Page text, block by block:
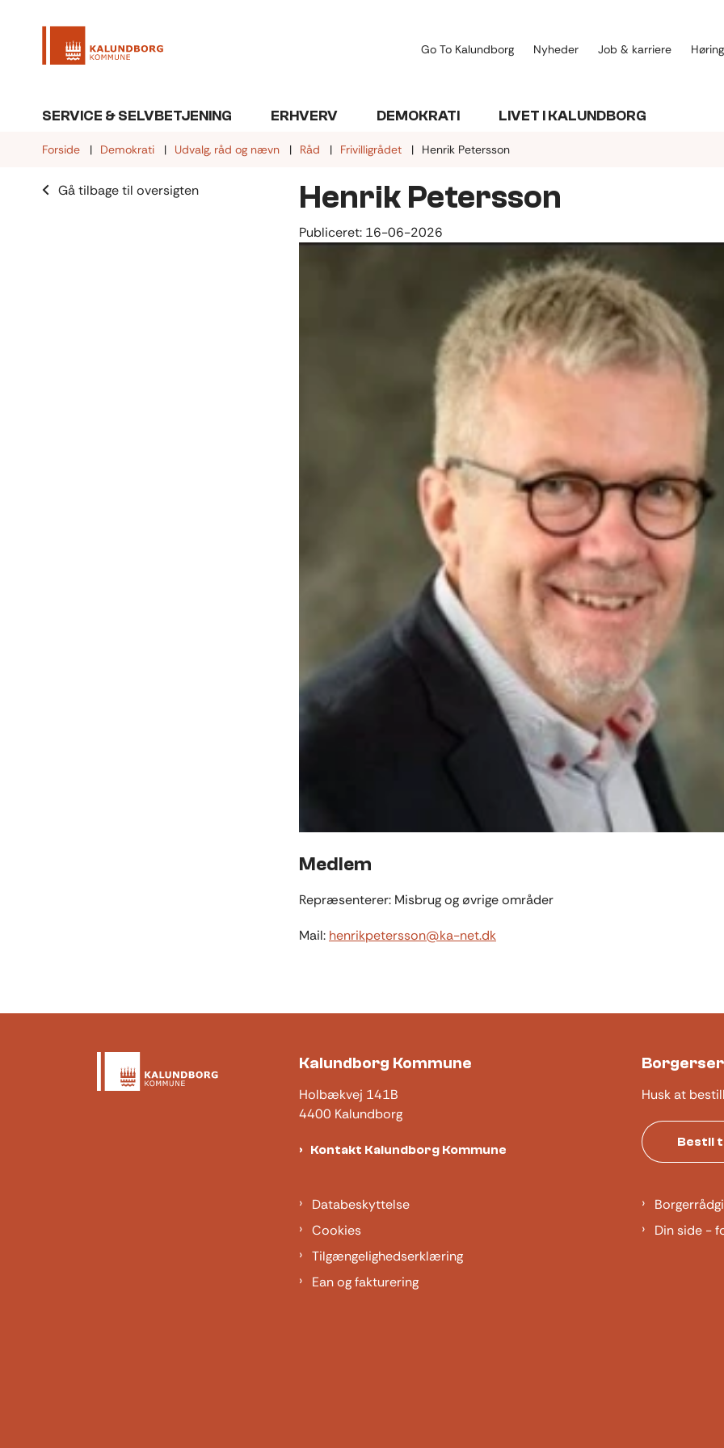
Go To Kalundborg Nyheder Job & karriere
SERVICE & SELVBETJENING ERHVERV DEMOKRATI LIVET I KALUNDBORG
Forside Demokrati Udvalg, råd og nævn Råd Frivilligrådet Henrik Petersson
Gå tilbage til oversigten Henrik Petersson
Publiceret: 16-06-2026
Medlem
Repræsenterer: Misbrug og øvrige områder
Mail: henrikpetersson@ka-net.dk
Kalundborg Kommune
Holbækvej 141B
4400 Kalundborg
Kontakt Kalundborg Kommune
Husk at
Bestil
Databeskyttelse
Cookies
Tilgængelighedserklæring
Ean og fakturering
Din side -